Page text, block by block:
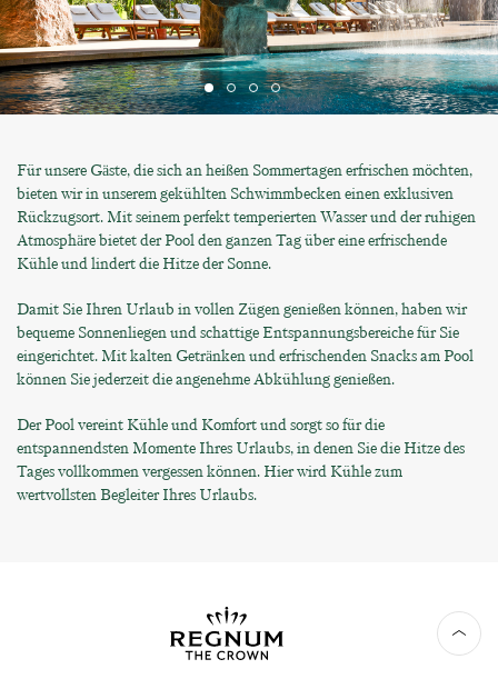
Für unsere Gäste, die sich an heißen Sommertagen erfrischen möchten,
bieten wir in unserem gekühlten Schwimmbecken einen exklusiven
Rückzugsort. Mit seinem perfekt temperierten Wasser und der ruhigen
Atmosphäre bietet der Pool den ganzen Tag über eine erfrischende
Kühle und lindert die Hitze der Sonne.
Damit Sie Ihren Urlaub in vollen Zügen genießen können, haben wir
bequeme Sonnenliegen und schattige Entspannungsbereiche für Sie
eingerichtet. Mit kalten Getränken und erfrischenden Snacks am Pool
können Sie jederzeit die angenehme Abkühlung genießen.
Der Pool vereint Kühle und Komfort und sorgt so für die
entspannendsten Momente Ihres Urlaubs, in denen Sie die Hitze des
Tages vollkommen vergessen können. Hier wird Kühle zum
wertvollsten Begleiter Ihres Urlaubs.